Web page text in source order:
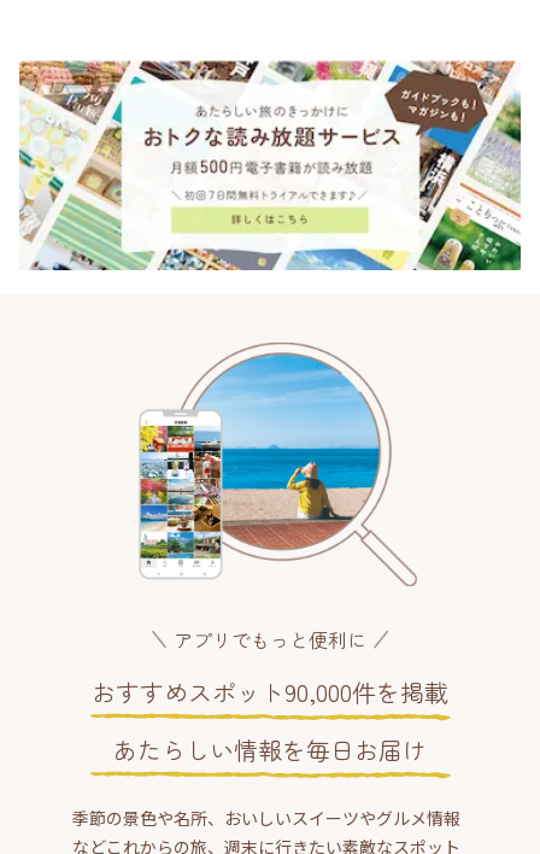
アプリでもっと便利に
おすすめスポット90,000件を掲載
あたらしい情報を毎日お届け
季節の景色や名所、おいしいスイーツやグルメ情報
などこれからの旅、週末に行きたい素敵なスポット